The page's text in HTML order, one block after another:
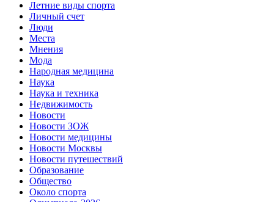
Летние виды спорта
Личный счет
Люди
Места
Мнения
Мода
Народная медицина
Наука
Наука и техника
Недвижимость
Новости
Новости ЗОЖ
Новости медицины
Новости Москвы
Новости путешествий
Образование
Общество
Около спорта